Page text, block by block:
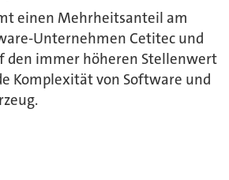
einen Mehrheitsanteil am
Unternehmen Cetitec und
den immer höheren Stellenwert
Komplexität von Software und